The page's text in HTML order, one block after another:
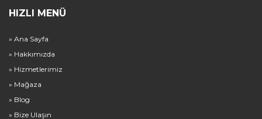
HIZLI MENÜ
» Ana Sayfa
» Hakkımızda
» Hizmetlerimiz
» Mağaza
» Blog
» Bize Ulaşın